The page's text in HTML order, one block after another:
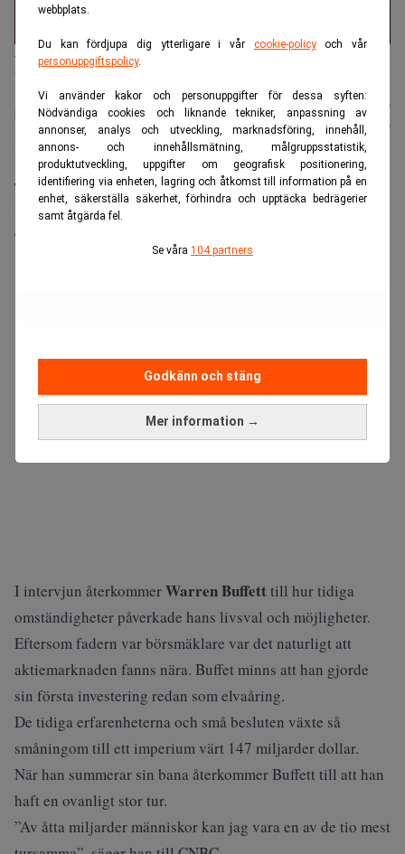
webbplats.
Du kan fördjupa dig ytterligare i vår cookie-policyoch vår
personuppgiftspolicy.
Vi använder kakor och personuppgifter för dessa syften:
Nödvändiga cookies och liknande tekniker, anpassning av
annonser, analys och utveckling, marknadsföring, innehåll,
annons- och innehållsmätning, målgruppsstatistik,
produktutveckling, uppgifter om geografisk positionering,
identifiering via enheten, lagring och åtkomst till information på en
enhet, säkerställa säkerhet, förhindra och upptäcka bedrägerier
samt åtgärda fel.
Se våra 104 partners
Mer information →
Godkänn och stäng
Affärsikonen Warren Buffett beskriver sin karriär som ett resultat
av tillfälligheter. (Foto: Nati Harnik/AP/TT)
Karin
Andersen
Publicerad: 20 juli 2026
Uppdaterad:21 juli 2026
Warren Buffett fyller 96 nästa månad. I en intervju
med CNBC ser han tillbaka på sin investeringskarriär
och beskriver den som ett resultat av tillfälligheter.
I intervjun återkommerWarren Buffetttill hur tidiga
omständigheter påverkade hans livsval och möjligheter.
Eftersom fadern var börsmäklare var det naturligt att
aktiemarknaden fanns nära. Buffet minns att han gjorde
sin första investering redan som elvaåring.
De tidiga erfarenheterna och små besluten växte så
småningom till ett imperium värt 147 miljarder dollar.
När han summerar sin bana återkommer Buffett till att han
haft en ovanligt stor tur.
”Av åtta miljarder människor kan jag vara en av de tio mest